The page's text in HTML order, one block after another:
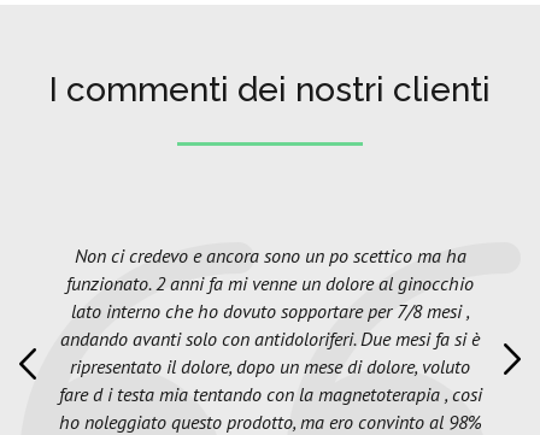
I commenti dei nostri clienti
Non ci credevo e ancora sono un po scettico ma ha
funzionato. 2 anni fa mi venne un dolore al ginocchio
lato interno che ho dovuto sopportare per 7/8 mesi ,
andando avanti solo con antidoloriferi. Due mesi fa si è
ripresentato il dolore, dopo un mese di dolore, voluto
fare d i testa mia tentando con la magnetoterapia , cosi
ho noleggiato questo prodotto, ma ero convinto al 98%